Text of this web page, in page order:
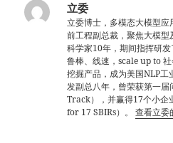
立委
立委博士，多模态大模型
前工程副总裁，聚焦大模
科学家10年，期间指挥研
鲁棒、线速，scale up to
挖掘产品，成为美国NLP
发副总八年，曾荣获第一届
Track），并赢得17个小企
for 17 SBIRs）。查看立委